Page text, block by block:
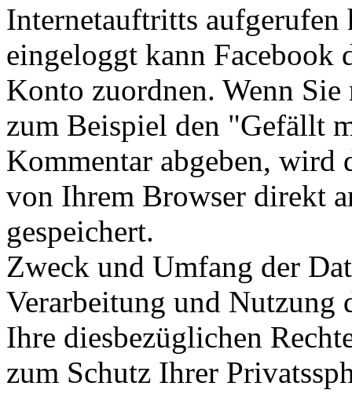
Internetauftritts aufgerufen
eingeloggt kann Facebook
Konto zuordnen. Wenn
zum Beispiel den "Gefällt
Kommentar abgeben, wird
von Ihrem Browser direkt
gespeichert.
Zweck und Umfang der
Verarbeitung und Nutzung
Ihre diesbezüglichen
zum Schutz Ihrer